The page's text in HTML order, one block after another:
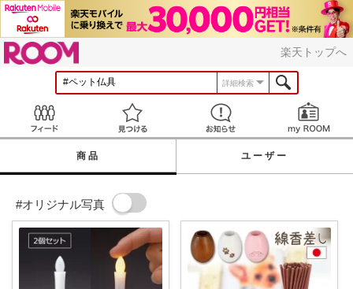
楽天トップへ
詳細検索
見つける お知らせ
商品 ユーザー
#オリジナル写真